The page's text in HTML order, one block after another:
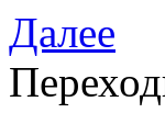
Далее